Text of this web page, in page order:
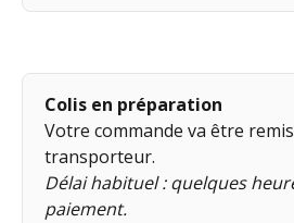
Colis en préparation
Votre commande va être
transporteur.
Délai habituel : quelques
paiement.